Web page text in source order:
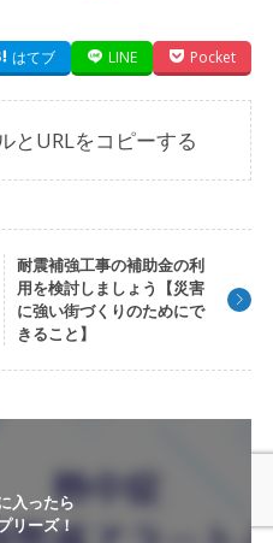
はてブ LINE Pocket
とURLをコピーする
耐震補強工事の補助金の利
用を検討しましょう【災害
に強い街づくりのためにで
きること】
入ったら
リーズ！